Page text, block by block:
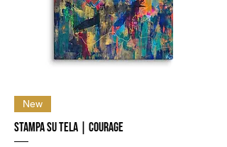
originale.
New
Stampa su Tela | Courage